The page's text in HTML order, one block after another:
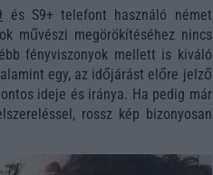
és S9+ telefont használó német
művészi megörökítéséhez nincs
fényviszonyok mellett is kiváló
egy, az időjárást előre jelző
ideje és iránya. Ha pedig már
rossz kép bizonyosan